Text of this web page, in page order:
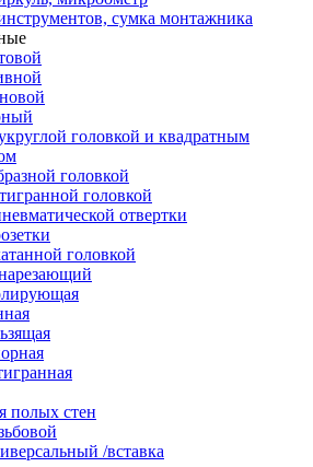
сумка монтажника
головкой и квадратным
головкой
головкой
отвертки
головкой
полых стен
/вставка